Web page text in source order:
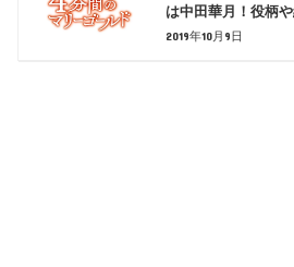
は中田華月！役柄
2019年10月9日